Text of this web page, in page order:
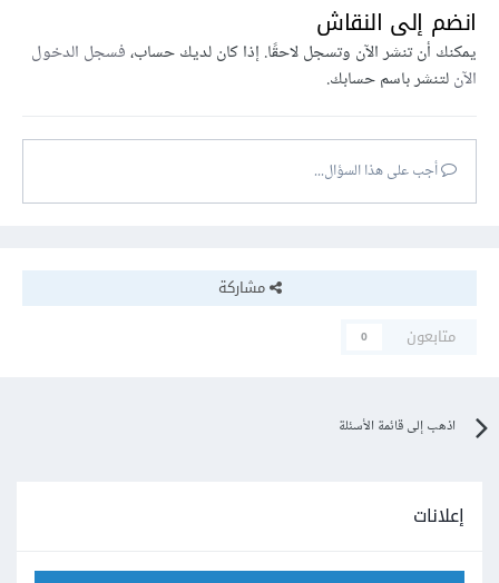
انضم إلى النقاش
يمكنك أن تنشر الآن وتسجل لاحقًا. إذا كان لديك حساب،فسجل الدخول
الآنلتنشر باسم حسابك.
أجب على هذا السؤال...
مشاركة
متابعون
0
اذهب إلى قائمة الأسئلة
إعلانات